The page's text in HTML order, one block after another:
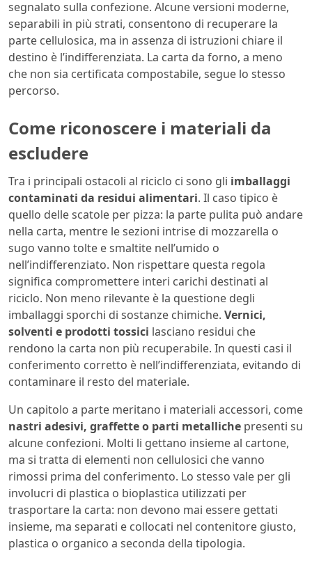
segnalato sulla confezione. Alcune versioni moderne,
separabili in più strati, consentono di recuperare la
parte cellulosica, ma in assenza di istruzioni chiare il
destino è l’indifferenziata. La carta da forno, a meno
che non sia certificata compostabile, segue lo stesso
percorso.
Come riconoscere i materiali da
escludere
Tra i principali ostacoli al riciclo ci sono gli imballaggi
contaminati da residui alimentari. Il caso tipico è
quello delle scatole per pizza: la parte pulita può andare
nella carta, mentre le sezioni intrise di mozzarella o
sugo vanno tolte e smaltite nell’umido o
nell’indifferenziato. Non rispettare questa regola
significa compromettere interi carichi destinati al
riciclo. Non meno rilevante è la questione degli
imballaggi sporchi di sostanze chimiche. Vernici,
solventi e prodotti tossici lasciano residui che
rendono la carta non più recuperabile. In questi casi il
conferimento corretto è nell’indifferenziata, evitando di
contaminare il resto del materiale.
Un capitolo a parte meritano i materiali accessori, come
nastri adesivi, graffette o parti metalliche presenti su
alcune confezioni. Molti li gettano insieme al cartone,
ma si tratta di elementi non cellulosici che vanno
rimossi prima del conferimento. Lo stesso vale per gli
involucri di plastica o bioplastica utilizzati per
trasportare la carta: non devono mai essere gettati
insieme, ma separati e collocati nel contenitore giusto,
plastica o organico a seconda della tipologia.